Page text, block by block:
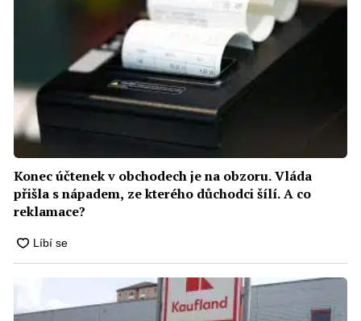
Konec účtenek v obchodech je na obzoru. Vláda
přišla s nápadem, ze kterého důchodci šílí. A co
reklamace?